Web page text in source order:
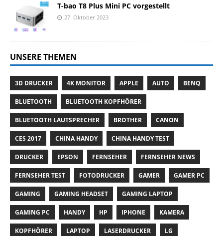
T-bao T8 Plus Mini PC vorgestellt
27. Oktober 2023
UNSERE THEMEN
3D DRUCKER 4K MONITOR APPLE AUTO BENQ
BLUETOOTH BLUETOOTH KOPFHÖRER
BLUETOOTH LAUTSPRECHER BROTHER CANON
CES 2017 CHINA HANDY CHINA HANDY TEST
DRUCKER EPSON FERNSEHER FERNSEHER NEWS
FERNSEHER TEST FOTODRUCKER GAMER GAMER PC
GAMING GAMING HEADSET GAMING LAPTOP
GAMING PC HANDY HP IPHONE KAMERA
KOPFHÖRER LAPTOP LASERDRUCKER LG